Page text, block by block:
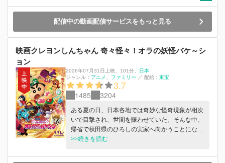
配信中の動画配信サービスをもっと見る
映画クレヨンしんちゃん 奇々怪々！オラの妖怪バケ～シ
ョン
2026年07月31日上映 101分
日本
ジャンル： アニメ ファミリー ／ 配給： 東宝
3.7
1485 3204
ある夏の日、日本各地では奇妙な怪奇現象が相次
いで目撃され、世間を賑わせていた。そんな中、
帰省で秋田県のひろしの実家へ向かうことになっ
た野原家。旅の支度をする中、呑気に妖怪ごっこ
こっそりと覗いている怪しい影が――。久しぶり
>>続きを読む